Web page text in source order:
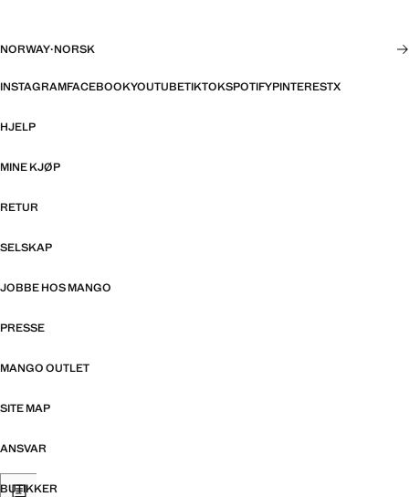
NORWAY·NORSK
INSTAGRAMFACEBOOKYOUTUBETIKTOKSPOTIFYPINTERESTX
HJELP
MINE KJØP
RETUR
SELSKAP
JOBBE HOS MANGO
PRESSE
MANGO OUTLET
SITE MAP
ANSVAR
BUTIKKER